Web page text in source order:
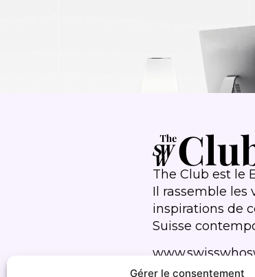
Gérer le consentement
The Club est le
Il rassemble les
inspirations de
Suisse